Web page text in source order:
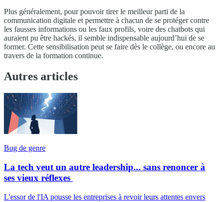
Plus généralement, pour pouvoir tirer le meilleur parti de la
communication digitale et permettre à chacun de se protéger contre
les fausses informations ou les faux profils, voire des chatbots qui
auraient pu être hackés, il semble indispensable aujourd’hui de se
former. Cette sensibilisation peut se faire dès le collège, ou encore au
travers de la formation continue.
Autres articles
Bug de genre
La tech veut un autre leadership... sans renoncer à
ses vieux réflexes
L'essor de l'IA pousse les entreprises à revoir leurs attentes envers